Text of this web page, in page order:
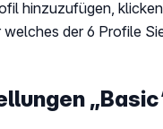
hinzuzufügen,
der 6 Profile